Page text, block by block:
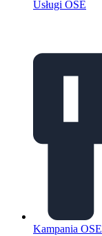
Usługi OSE
Kampania OSE